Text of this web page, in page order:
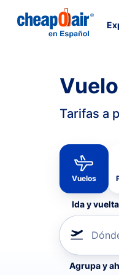
Tarifas a
Vuelos
Ida y vuelta
Refina tu
Agrupa y